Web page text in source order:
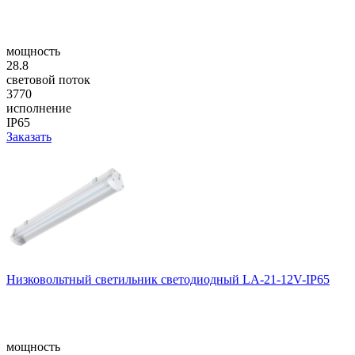
мощность
28.8
световой поток
3770
исполнение
IP65
Заказать
Низковольтный светильник светодиодный LA-21-12V-IP65
мощность